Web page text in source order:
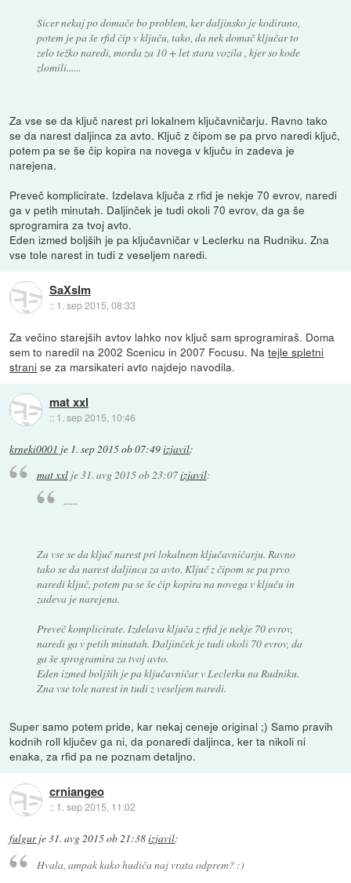
Sicer nekaj po domače bo problem, ker daljinsko je kodirano,
potem je pa še rfid čip v ključu, tako, da nek domač ključar to
zelo težko naredi, morda za 10 + let stara vozila , kjer so kode
zlomili......
Za vse se da ključ narest pri lokalnem ključavničarju. Ravno tako
se da narest daljinca za avto. Ključ z čipom se pa prvo naredi ključ,
potem pa se še čip kopira na novega v ključu in zadeva je
narejena.
Preveč komplicirate. Izdelava ključa z rfid je nekje 70 evrov, naredi
ga v petih minutah. Daljinček je tudi okoli 70 evrov, da ga še
sprogramira za tvoj avto.
Eden izmed boljših je pa ključavničar v Leclerku na Rudniku. Zna
vse tole narest in tudi z veseljem naredi.
SaXsIm
:: 1. sep 2015, 08:33
Za večino starejših avtov lahko nov ključ sam sprogramiraš. Doma
sem to naredil na 2002 Scenicu in 2007 Focusu. Natejle spletni
strani se za marsikateri avto najdejo navodila.
mat xxl
:: 1. sep 2015, 10:46
krneki0001 je 1. sep 2015 ob 07:49izjavil:
mat xxlje31. avg 2015 ob 23:07izjavil:
......
Za vse se da ključ narest pri lokalnem ključavničarju. Ravno
tako se da narest daljinca za avto. Ključ z čipom se pa prvo
naredi ključ, potem pa se še čip kopira na novega v ključu in
zadeva je narejena.
Preveč komplicirate. Izdelava ključa z rfid je nekje 70 evrov,
naredi ga v petih minutah. Daljinček je tudi okoli 70 evrov, da
ga še sprogramira za tvoj avto.
Eden izmed boljših je pa ključavničar v Leclerku na Rudniku.
Zna vse tole narest in tudi z veseljem naredi.
Super samo potem pride, kar nekaj ceneje original ;) Samo pravih
kodnih roll ključev ga ni, da ponaredi daljinca, ker ta nikoli ni
enaka, za rfid pa ne poznam detaljno.
crniangeo
:: 1. sep 2015, 11:02
fulgurje31. avg 2015 ob 21:38izjavil:
Hvala, ampak kako hudiča naj vrata odprem? :)